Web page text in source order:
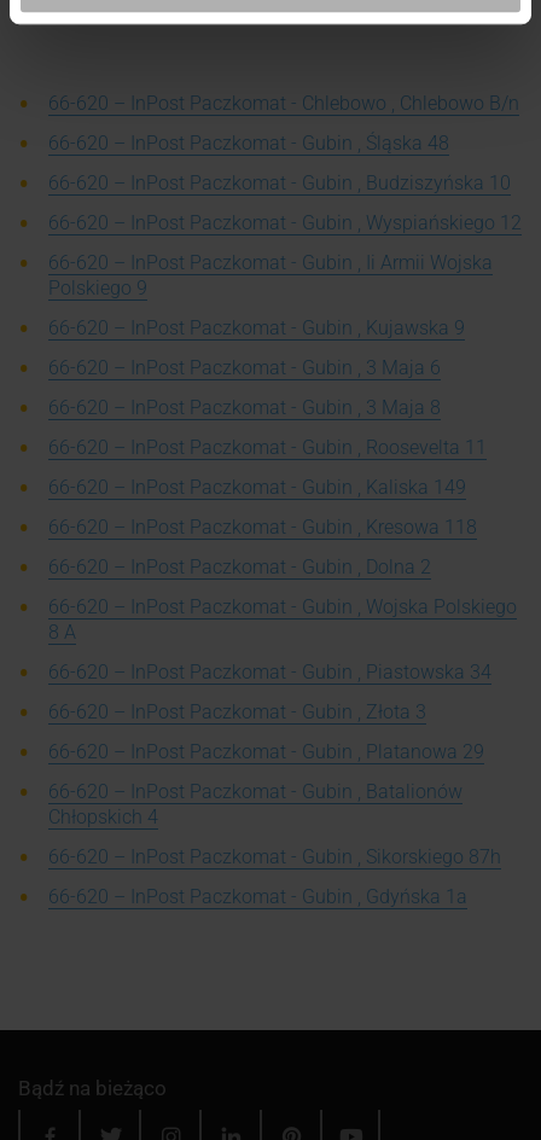
66-620 – InPost Paczkomat - Chlebowo , Chlebowo B/n
66-620 – InPost Paczkomat - Gubin , Śląska 48
66-620 – InPost Paczkomat - Gubin , Budziszyńska 10
66-620 – InPost Paczkomat - Gubin , Wyspiańskiego 12
66-620 – InPost Paczkomat - Gubin , Ii Armii Wojska
Polskiego 9
66-620 – InPost Paczkomat - Gubin , Kujawska 9
66-620 – InPost Paczkomat - Gubin , 3 Maja 6
66-620 – InPost Paczkomat - Gubin , 3 Maja 8
66-620 – InPost Paczkomat - Gubin , Roosevelta 11
66-620 – InPost Paczkomat - Gubin , Kaliska 149
66-620 – InPost Paczkomat - Gubin , Kresowa 118
66-620 – InPost Paczkomat - Gubin , Dolna 2
66-620 – InPost Paczkomat - Gubin , Wojska Polskiego
8 A
66-620 – InPost Paczkomat - Gubin , Piastowska 34
66-620 – InPost Paczkomat - Gubin , Złota 3
66-620 – InPost Paczkomat - Gubin , Platanowa 29
66-620 – InPost Paczkomat - Gubin , Batalionów
Chłopskich 4
66-620 – InPost Paczkomat - Gubin , Sikorskiego 87h
66-620 – InPost Paczkomat - Gubin , Gdyńska 1a
Bądź na bieżąco